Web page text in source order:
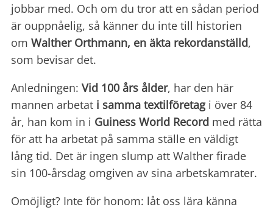
jobbar med. Och om du tror att en sådan period
är ouppnåelig, så känner du inte till historien
om Walther Orthmann, en äkta rekordanställd,
som bevisar det.
Anledningen: Vid 100 års ålder, har den här
mannen arbetat i samma textilföretagi över 84
år, han kom in i Guiness World Record med rätta
för att ha arbetat på samma ställe en väldigt
lång tid. Det är ingen slump att Walther firade
sin 100-årsdag omgiven av sina arbetskamrater.
Omöjligt? Inte för honom: låt oss lära känna